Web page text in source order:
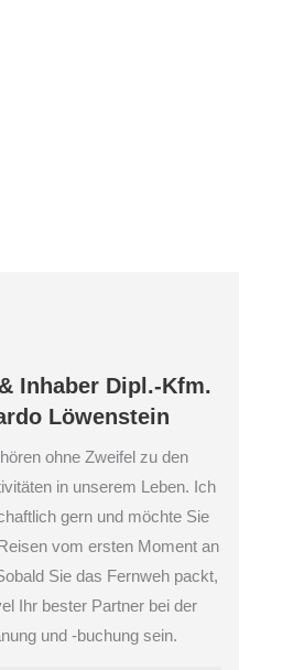
Inhaber Dipl.-Kfm.
Löwenstein
ohne Zweifel zu den
in unserem Leben. Ich
gern und möchte Sie
vom ersten Moment an
Sie das Fernweh packt,
Ihr bester Partner bei der
und -buchung sein.